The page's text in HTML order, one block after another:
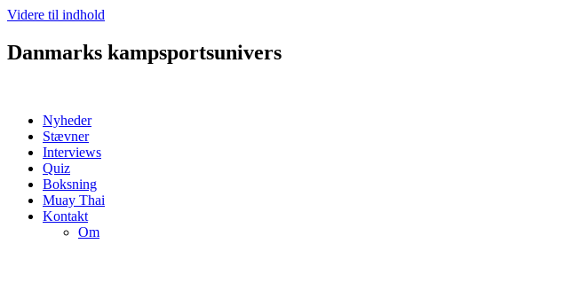
Videre til indhold
Danmarks kampsportsunivers
Nyheder
Stævner
Interviews
Quiz
Boksning
Muay Thai
Kontakt
Om